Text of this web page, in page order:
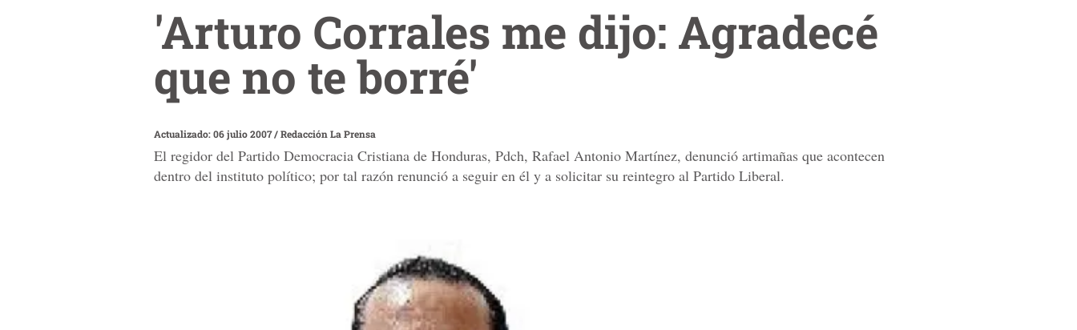
'Arturo Corrales me dijo: Agradecé
que no te borré'
Actualizado: 06 julio 2007/Redacción La Prensa
El regidor del Partido Democracia Cristiana de Honduras, Pdch, Rafael Antonio Martínez, denunció artimañas que acontecen
dentro del instituto político; por tal razón renunció a seguir en él y a solicitar su reintegro al Partido Liberal.